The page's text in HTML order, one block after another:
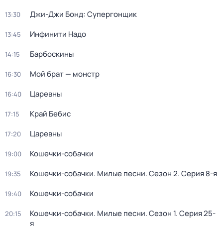
13:30 Джи-Джи Бонд: Супергонщик
13:45 Инфинити Надо
14:15 Барбоскины
16:30 Мой брат — монстр
16:40 Царевны
17:15 Край Бебис
17:20 Царевны
19:00 Кошечки-собачки
19:35 Кошечки-собачки. Милые песни. Сезон 2. Серия 8-я
19:40 Кошечки-собачки
20:15 Кошечки-собачки. Милые песни. Сезон 1. Серия 25-
я